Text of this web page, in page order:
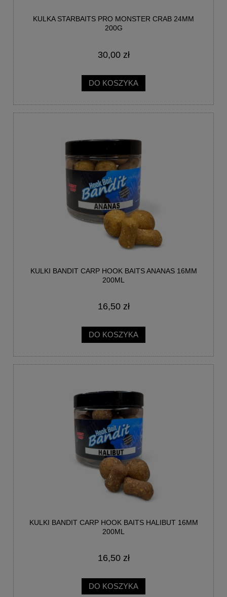
KULKA STARBAITS PRO MONSTER CRAB 24MM
200G
30,00 zł
DO KOSZYKA
KULKI BANDIT CARP HOOK BAITS ANANAS 16MM
200ML
16,50 zł
DO KOSZYKA
KULKI BANDIT CARP HOOK BAITS HALIBUT 16MM
200ML
16,50 zł
DO KOSZYKA